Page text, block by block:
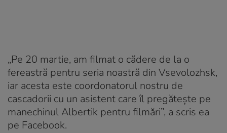
„Pe 20 martie, am filmat o cădere de la o
fereastră pentru seria noastră din Vsevolozhsk,
iar acesta este coordonatorul nostru de
cascadorii cu un asistent care îl pregătește pe
manechinul Albertik pentru filmări”, a scris ea
pe Facebook.